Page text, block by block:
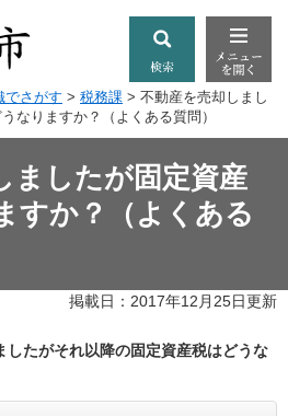
でさがす > 税務課 > 不動産を売却しまし
なりますか？（よくある質問）
ましたが固定資産
すか？（よくある
掲載日：2017年12月25日更新
したがそれ以降の固定資産税はどうな